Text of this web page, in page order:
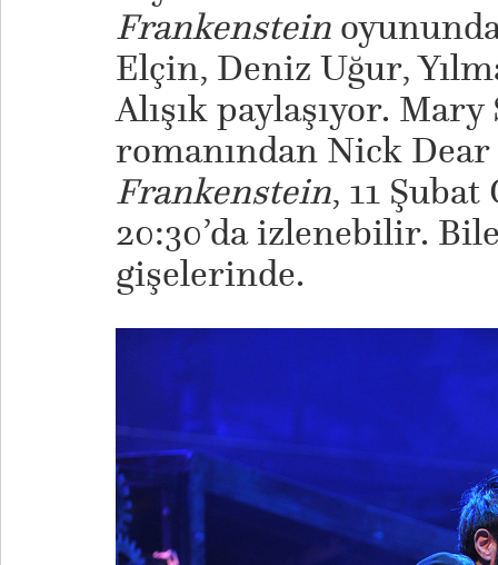
Frankenstein
Elçin, Deniz Uğur,
Alışık paylaşıyor.
romanından Nick
Frankenstein, 11
20:30’da izlenebilir.
gişelerinde.